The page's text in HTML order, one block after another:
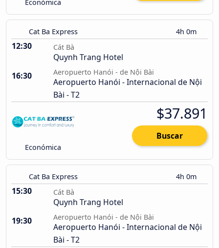
Económica
Cat Ba Express 4h 0m
12:30 Cát Bà
Quynh Trang Hotel
16:30
Aeropuerto Hanói - de Nội Bài
Aeropuerto Hanói - Internacional de Nội
Bài - T2
Económica
$37.891
Buscar
Cat Ba Express 4h 0m
15:30 Cát Bà
Quynh Trang Hotel
19:30
Aeropuerto Hanói - de Nội Bài
Aeropuerto Hanói - Internacional de Nội
Bài - T2